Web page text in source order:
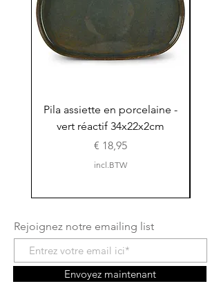
Pila assiette en porcelaine -
vert réactif 34x22x2cm
Prijs
€ 18,95
incl.BTW
Rejoignez notre emailing list
Envoyez maintenant